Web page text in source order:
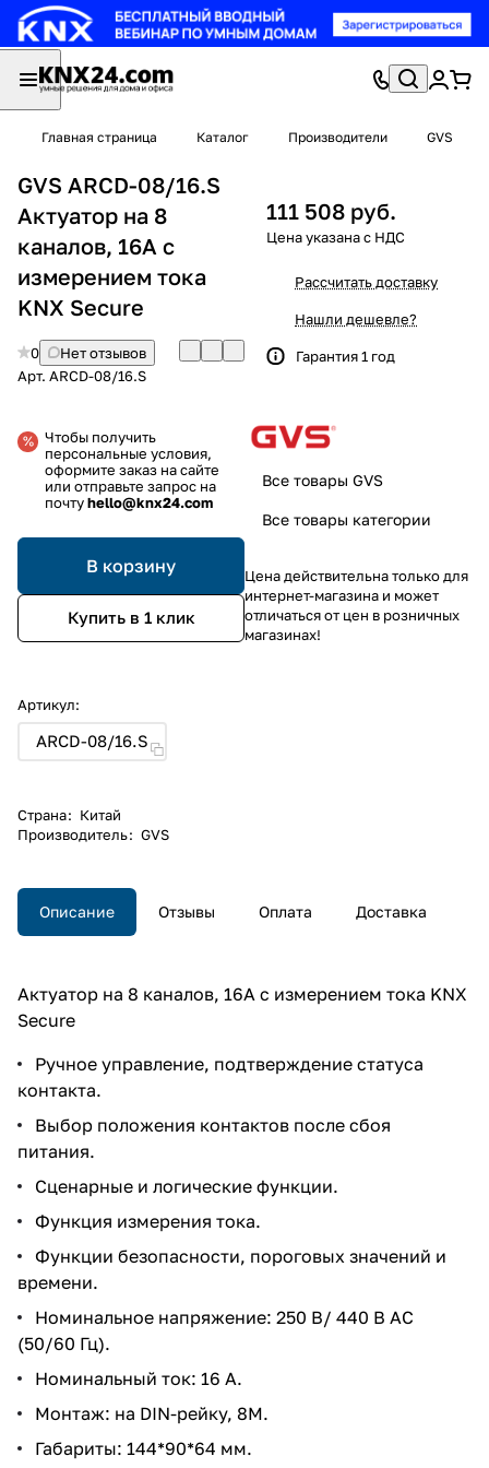
Главная страница Каталог Производители GVS
GVS ARCD-08/16.S
Актуатор на 8
каналов, 16А с
измерением тока
KNX Secure
0
Нет отзывов
Арт. ARCD-08/16.S
Чтобы получить
персональные условия,
оформите заказ на сайте
или отправьте запрос на
почтуhello@knx24.com
В корзину
Купить в 1 клик
Артикул:
ARCD-08/16.S
Страна: Китай
Производитель: GVS
111 508 руб.
Рассчитать доставку
Нашли дешевле?
Гарантия 1 год
Все товары GVS
Все товары категории
Цена действительна только для
интернет-магазина и может
отличаться от цен в розничных
магазинах!
Описание Отзывы Оплата Доставка
Актуатор на 8 каналов, 16А с измерением тока KNX
Secure
Ручное управление, подтверждение статуса
контакта.
Выбор положения контактов после сбоя
питания.
Сценарные и логические функции.
Функция измерения тока.
Функции безопасности, пороговых значений и
времени.
Номинальное напряжение: 250 В/ 440 В AC
(50/60 Гц).
Номинальный ток: 16 A.
Монтаж: на DIN-рейку, 8М.
Габариты: 144*90*64 мм.